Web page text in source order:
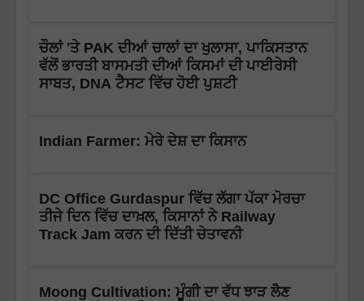
ਚੌਲਾਂ 'ਤੇ PAK ਦੀਆਂ ਚਾਲਾਂ ਦਾ ਖੁਲਾਸਾ, ਪਾਕਿਸਤਾਨ
ਵੱਲੋਂ ਭਾਰਤੀ ਬਾਸਮਤੀ ਦੀਆਂ ਕਿਸਮਾਂ ਦੀ ਪਾਈਰੇਸੀ
ਸਾਬਤ, DNA ਟੈਸਟ ਵਿੱਚ ਹੋਈ ਪੁਸ਼ਟੀ
Indian Farmer: ਮੇਰੇ ਦੇਸ਼ ਦਾ ਕਿਸਾਨ
DC Office Gurdaspur ਵਿੱਚ ਲੱਗਾ ਪੱਕਾ ਮੋਰਚਾ
ਤੀਜੇ ਦਿਨ ਵਿੱਚ ਦਾਖ਼ਲ, ਕਿਸਾਨਾਂ ਨੇ Railway
Track Jam ਕਰਨ ਦੀ ਦਿੱਤੀ ਚੇਤਾਵਨੀ
Moong Cultivation: ਮੂੰਗੀ ਦਾ ਵੱਧ ਝਾੜ ਲੈਣ